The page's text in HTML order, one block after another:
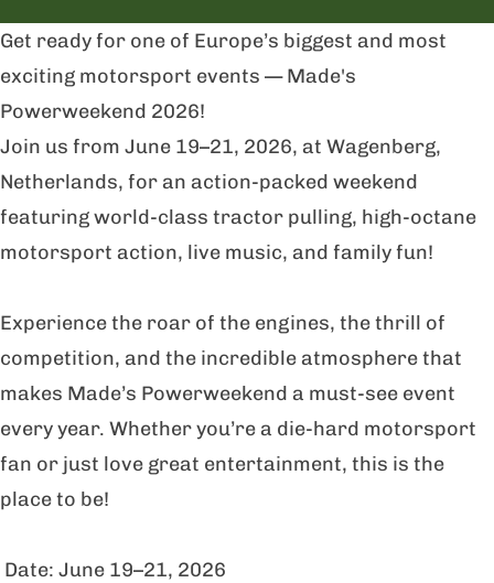
s
P
o
w
e
r
w
e
k
e
n
d
d
e
s
P
o
w
e
w
e
k
e
Get ready for one of Europe’s biggest and most
exciting motorsport events — Made's
Powerweekend 2026!
Join us from June 19–21, 2026, at Wagenberg,
Netherlands, for an action-packed weekend
featuring world-class tractor pulling, high-octane
motorsport action, live music, and family fun!
Experience the roar of the engines, the thrill of
competition, and the incredible atmosphere that
makes Made’s Powerweekend a must-see event
every year. Whether you’re a die-hard motorsport
fan or just love great entertainment, this is the
place to be!
Date: June 19–21, 2026